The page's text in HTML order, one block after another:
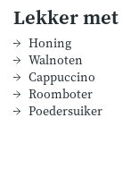
Lekker met
Honing
Walnoten
Cappuccino
Roomboter
Poedersuiker